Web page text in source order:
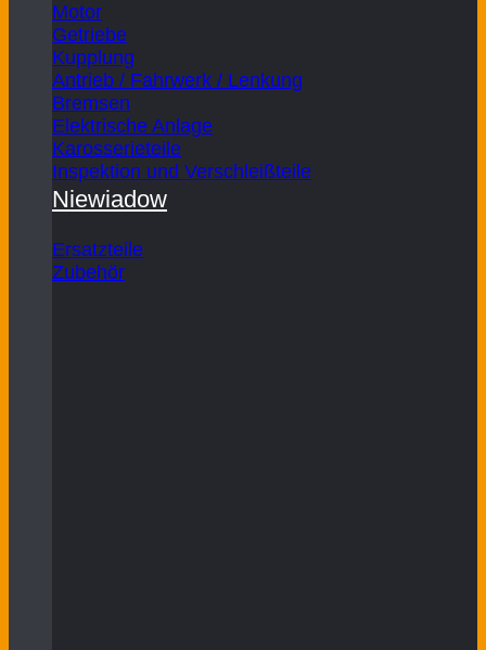
Motor
Getriebe
Kupplung
Antrieb / Fahrwerk / Lenkung
Bremsen
Elektrische Anlage
Karosserieteile
Inspektion und Verschleißteile
Niewiadow
Ersatzteile
Zubehör